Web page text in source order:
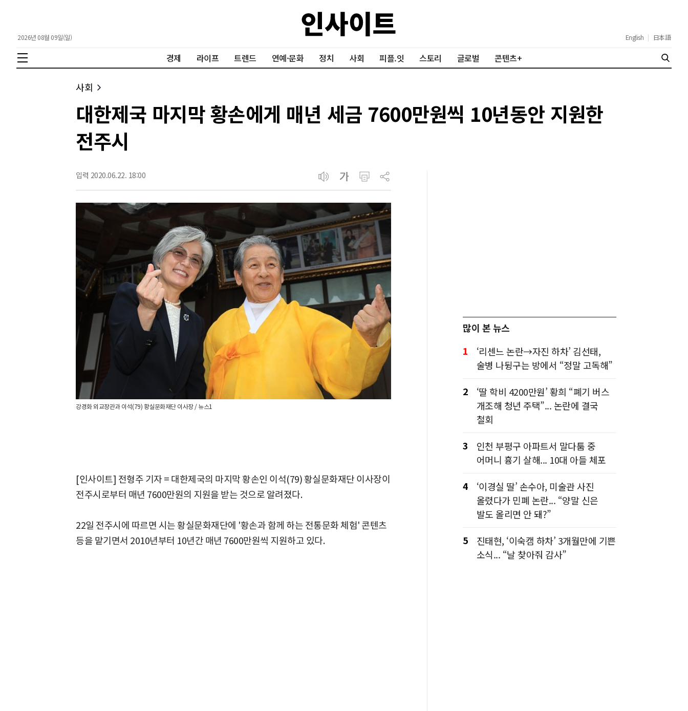
2026년 08월 09일(일) English | 日本語
경제 라이프 트렌드 연예·문화 정치 사회 피플.잇 스토리 글로벌 콘텐츠+
사회
대한제국 마지막 황손에게 매년 세금 7600만원씩 10년동안 지원한
전주시
입력 2020.06.22. 18:00
강경화 외교장관과 이석(79) 황실문화재단 이사장 / 뉴스1
[인사이트] 전형주 기자 = 대한제국의 마지막 황손인 이석(79) 황실문화재단 이사장이
전주시로부터 매년 7600만원의 지원을 받는 것으로 알려졌다.
22일 전주시에 따르면 시는 황실문화재단에 '황손과 함께 하는 전통문화 체험' 콘텐츠
등을 맡기면서 2010년부터 10년간 매년 7600만원씩 지원하고 있다.
많이 본 뉴스
1
‘리센느 논란→자진 하차’ 김선태,
술병 나뒹구는 방에서 “정말 고독해”
2
‘딸 학비 4200만원’ 황희 “폐기 버스
개조해 청년 주택”... 논란에 결국
철회
3
인천 부평구 아파트서 말다툼 중
어머니 흉기 살해... 10대 아들 체포
4
‘이경실 딸’ 손수아, 미술관 사진
올렸다가 민폐 논란... “양말 신은
발도 올리면 안 돼?”
5
진태현, ‘이숙캠 하차’ 3개월만에 기쁜
소식... “날 찾아줘 감사”